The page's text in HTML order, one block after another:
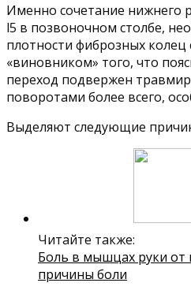
Именно сочетание нижнего
l5 в позвоночном столбе,
плотности фиброзных колец
«виновником» того, что
переход подвержен
поворотами более всего,
Выделяют следующие
Читайте также:
Боль в мышцах руки от
причины боли